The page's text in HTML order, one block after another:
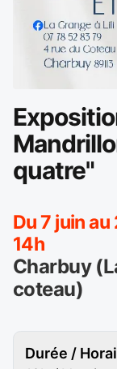
quatre"
Du 7 juin
14h
Charbuy
coteau)
Durée /